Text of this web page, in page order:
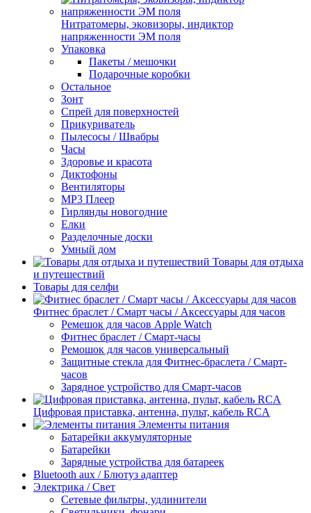
Нитратомеры, эковизоры, индиктор
напряженности ЭМ поля
Упаковка
Пакеты / мешочки
Подарочные коробки
Остальное
Зонт
Спрей для поверхностей
Прикуриватель
Пылесосы / Швабры
Часы
Здоровье и красота
Диктофоны
Вентиляторы
МР3 Плеер
Гирлянды новогодние
Елки
Разделочные доски
Умный дом
Товары для отдыха
и путешествий
Товары для селфи
Фитнес браслет / Смарт часы / Аксессуары для часов
Ремешок для часов Apple Watch
Фитнес браслет / Смарт-часы
Ремошок для часов универсальный
Защитные стекла для Фитнес-браслета / Смарт-
часов
Зарядное устройство для Смарт-часов
Цифровая приставка, антенна, пульт, кабель RCA
Элементы питания
Батарейки аккумуляторные
Батарейки
Зарядные устройства для батареек
Bluetooth aux / Блютуз адаптер
Электрика / Свет
Сетевые фильтры, удлинители